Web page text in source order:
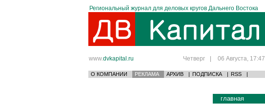
Региональный журнал для деловых кругов Дальнего Востока
www.dvkapital.ru Четверг | 06 Августа, 17:47
О КОМПАНИИ РЕКЛАМА АРХИВ | ПОДПИСКА | RSS |
главная